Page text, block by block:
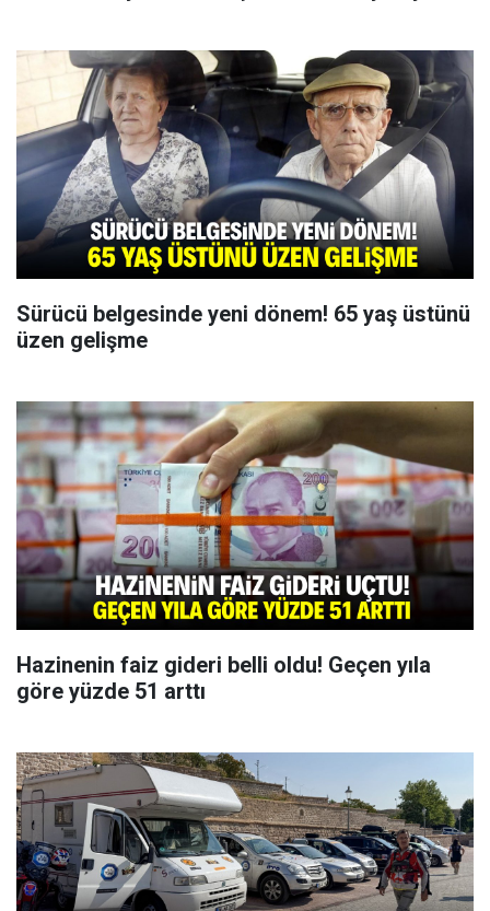
Sürücü belgesinde yeni dönem! 65 yaş üstünü
üzen gelişme
Hazinenin faiz gideri belli oldu! Geçen yıla
göre yüzde 51 arttı